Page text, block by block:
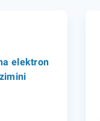
elektron